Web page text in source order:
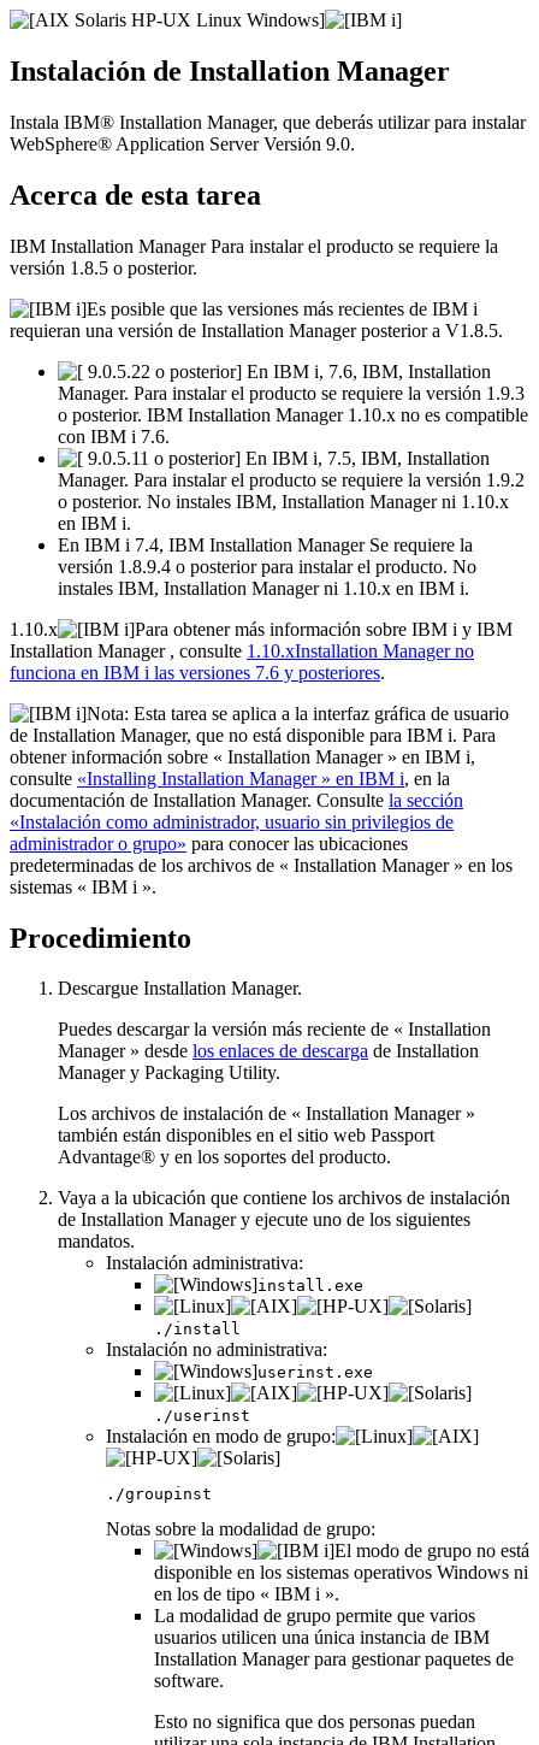
Instalación de Installation Manager
Instala IBM® Installation Manager, que deberás utilizar para instalar
WebSphere® Application Server Versión 9.0.
Acerca de esta tarea
IBM Installation Manager Para instalar el producto se requiere la
versión 1.8.5 o posterior.
Es posible que las versiones más recientes de IBM i
requieran una versión de Installation Manager posterior a V1.8.5.
En IBM i, 7.6, IBM, Installation
Manager. Para instalar el producto se requiere la versión 1.9.3
o posterior. IBM Installation Manager 1.10.x no es compatible
con IBM i 7.6.
En IBM i, 7.5, IBM, Installation
Manager. Para instalar el producto se requiere la versión 1.9.2
o posterior. No instales IBM, Installation Manager ni 1.10.x
en IBM i.
En IBM i 7.4, IBM Installation Manager Se requiere la
versión 1.8.9.4 o posterior para instalar el producto. No
instales IBM, Installation Manager ni 1.10.x en IBM i.
1.10.x
Para obtener más información sobre IBM i y IBM
Installation Manager , consulte 1.10.xInstallation Manager no
funciona en IBM i las versiones 7.6 y posteriores.
Nota: Esta tarea se aplica a la interfaz gráfica de usuario
de Installation Manager, que no está disponible para IBM i. Para
obtener información sobre « Installation Manager » en IBM i,
consulte «Installing Installation Manager » en IBM i, en la
documentación de Installation Manager. Consulte la sección
«Instalación como administrador, usuario sin privilegios de
administrador o grupo» para conocer las ubicaciones
predeterminadas de los archivos de « Installation Manager » en los
sistemas « IBM i ».
Procedimiento
Descargue Installation Manager.
Puedes descargar la versión más reciente de « Installation
Manager » desde los enlaces de descarga de Installation
Manager y Packaging Utility.
Los archivos de instalación de « Installation Manager »
también están disponibles en el sitio web Passport
Advantage® y en los soportes del producto.
Vaya a la ubicación que contiene los archivos de instalación
de Installation Manager y ejecute uno de los siguientes
mandatos.
Instalación administrativa:
install.exe
./install
Instalación no administrativa:
userinst.exe
./userinst
Instalación en modo de grupo:
./groupinst
Notas sobre la modalidad de grupo:
El modo de grupo no está
disponible en los sistemas operativos Windows ni
en los de tipo « IBM i ».
La modalidad de grupo permite que varios
usuarios utilicen una única instancia de IBM
Installation Manager para gestionar paquetes de
software.
Esto no significa que dos personas puedan